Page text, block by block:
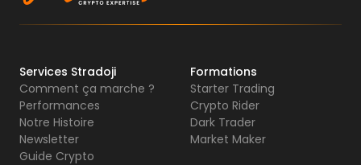
Services Stradoji
Comment ça marche ?
Performances
Notre Histoire
Newsletter
Guide Crypto
Formations
Starter Trading
Crypto Rider
Dark Trader
Market Maker